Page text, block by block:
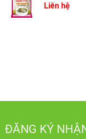
Liên hệ
ĐĂNG KÝ